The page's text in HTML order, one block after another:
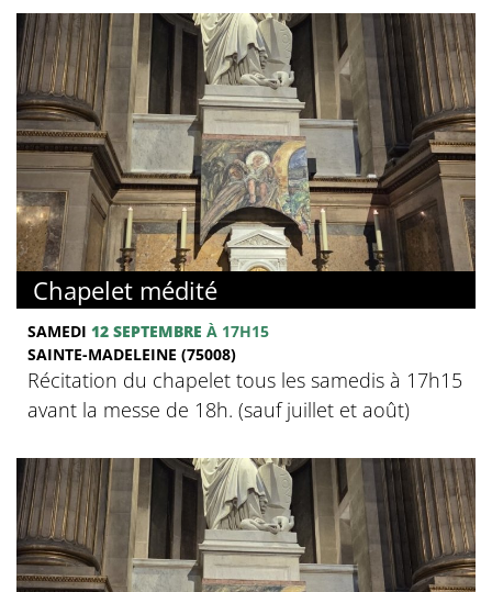
Chapelet médité
SAMEDI 12 SEPTEMBRE À 17H15
SAINTE-MADELEINE (75008)
Récitation du chapelet tous les samedis à 17h15
avant la messe de 18h. (sauf juillet et août)